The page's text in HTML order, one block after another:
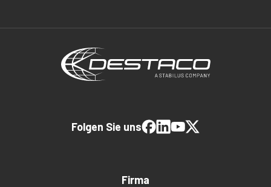
Firma
Folgen Sie uns